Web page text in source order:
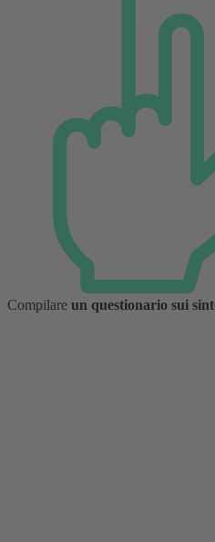
Compilare un questionario sui